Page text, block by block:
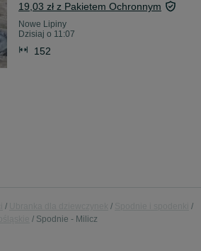
19,03 zł z Pakietem Ochronnym
Nowe Lipiny
Dzisiaj o 11:07
152
Spodnie - Milicz